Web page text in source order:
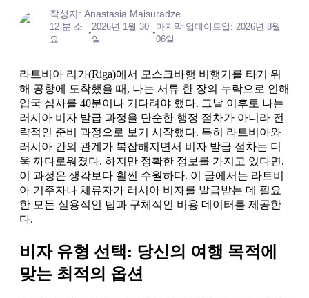
작성자: Anastasia Maisuradze
12 분 소
요
•
2026년 1월 30
일
•
마지막 업데이트일: 2026년 8월
06일
라트비아 리가(Riga)에서 모스크바행 비행기를 타기 위
해 공항에 도착했을 때, 나는 서류 한 장의 누락으로 인해
입국 심사를 40분이나 기다려야 했다. 그날 이후로 나는
러시아 비자 발급 과정을 단순한 행정 절차가 아니라 전
략적인 준비 과정으로 보기 시작했다. 특히 라트비아와
러시아 간의 관계가 복잡해지면서 비자 발급 절차는 더
욱 까다로워졌다. 하지만 정확한 정보를 가지고 있다면,
이 과정은 생각보다 훨씬 수월하다. 이 글에서는 라트비
아 거주자나 체류자가 러시아 비자를 발급받는 데 필요
한 모든 실용적인 팁과 구체적인 비용 데이터를 제공한
다.
비자 유형 선택: 당신의 여행 목적에
맞는 최적의 옵션